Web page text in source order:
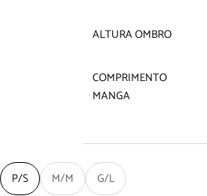
ALTURA OMBRO
COMPRIMENTO
MANGA
P/S M/M G/L